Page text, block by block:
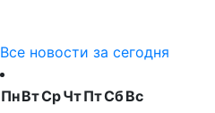
Все новости за сегодня
ПнВтСрЧтПтСбВс